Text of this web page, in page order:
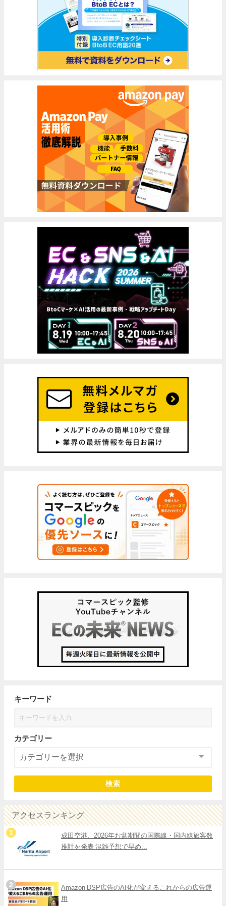
キーワード
カテゴリー
検索
アクセスランキング
成田空港、2026年お盆期間の国際線・国内線旅客数
推計を発表 混雑予想で早め...
Amazon DSP広告のAI化が変えるこれからの広告運
用